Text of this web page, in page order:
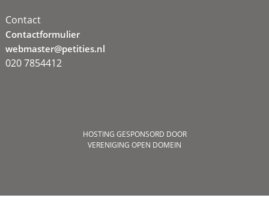
Contact
Contactformulier
webmaster@petities.nl
020 7854412
HOSTING GESPONSORD DOOR
VERENIGING OPEN DOMEIN